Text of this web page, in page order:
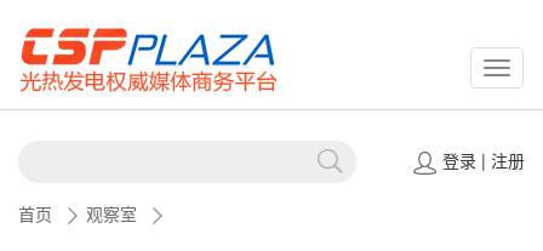
登录| 注册
首页 观察室